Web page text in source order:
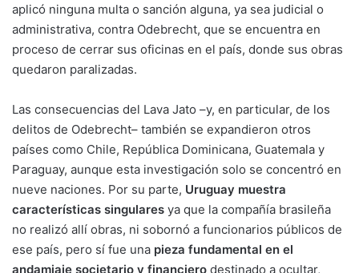
aplicó ninguna multa o sanción alguna, ya sea judicial o
administrativa, contra Odebrecht, que se encuentra en
proceso de cerrar sus oficinas en el país, donde sus obras
quedaron paralizadas.
Las consecuencias del Lava Jato –y, en particular, de los
delitos de Odebrecht– también se expandieron otros
países como Chile, República Dominicana, Guatemala y
Paraguay, aunque esta investigación solo se concentró en
nueve naciones. Por su parte, Uruguay muestra
características singulares ya que la compañía brasileña
no realizó allí obras, ni sobornó a funcionarios públicos de
ese país, pero sí fue una pieza fundamental en el
andamiaje societario y financiero destinado a ocultar,